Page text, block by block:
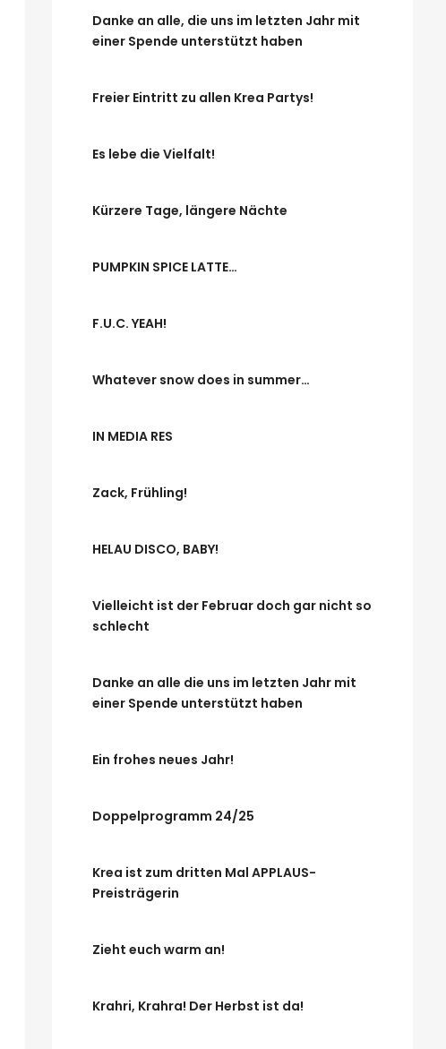
Danke an alle, die uns im letzten Jahr mit
einer Spende unterstützt haben
Freier Eintritt zu allen Krea Partys!
Es lebe die Vielfalt!
Kürzere Tage, längere Nächte
PUMPKIN SPICE LATTE…
F.U.C. YEAH!
Whatever snow does in summer…
IN MEDIA RES
Zack, Frühling!
HELAU DISCO, BABY!
Vielleicht ist der Februar doch gar nicht so
schlecht
Danke an alle die uns im letzten Jahr mit
einer Spende unterstützt haben
Ein frohes neues Jahr!
Doppelprogramm 24/25
Krea ist zum dritten Mal APPLAUS-
Preisträgerin
Zieht euch warm an!
Krahri, Krahra! Der Herbst ist da!